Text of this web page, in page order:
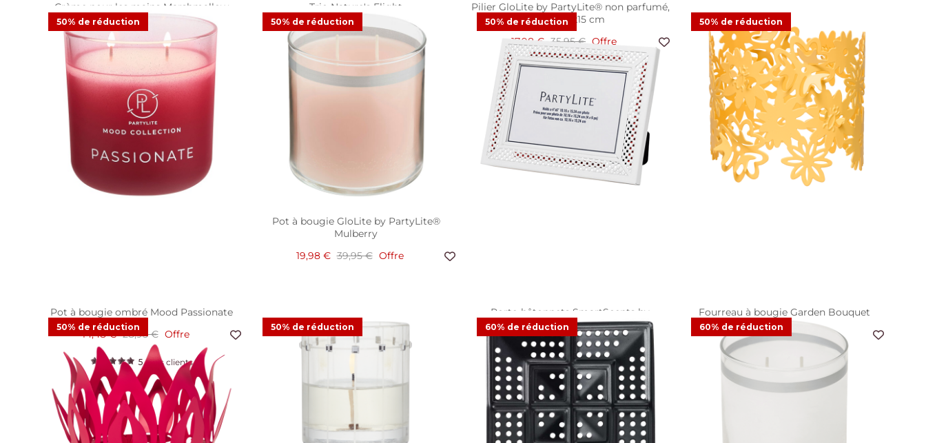
Crème pour les mains Marshmallow
Vanilla
5,98 € 11,95 € Offre
Avis
Trio Nature's Flight
8,73 € 24,95 € Offre
Avis
Pilier GloLite by PartyLite® non parfumé,
blanc, 7x15 cm
17,98 € 35,95 € Offre
27 Reviews
50% de réduction
Pot à bougie ombré Mood Passionate
14,48 € 28,95 € Offre
5 Avis clients
50% de réduction
Pot à bougie GloLite by PartyLite®
Mulberry
19,98 € 39,95 € Offre
50% de réduction
Porte-bâtonnets SmartScents by
PartyLite™ - Cadre photo
14,98 € 29,95 € Offre
5 Avis clients
50% de réduction
Fourreau à bougie Garden Bouquet
7,48 € 14,95 € Offre
50% de réduction 50% de réduction 60% de réduction 60% de réduction